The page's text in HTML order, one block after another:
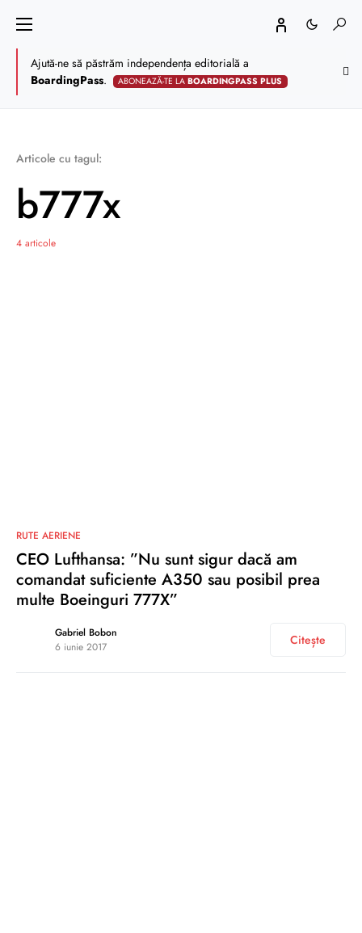
Ajută-ne să păstrăm independența editorială a
BoardingPass. ABONEAZĂ-TE LABOARDINGPASS PLUS
Articole cu tagul:
b777x
4 articole
RUTE AERIENE
CEO Lufthansa: ”Nu sunt sigur dacă am
comandat suficiente A350 sau posibil prea
multe Boeinguri 777X”
Gabriel Bobon
6 iunie 2017
Citește